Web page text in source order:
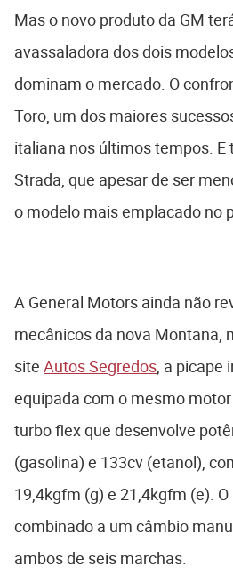
Mas o novo produto da GM
avassaladora dos dois
dominam o mercado. O
Toro, um dos maiores
italiana nos últimos tempos. E
Strada, que apesar de ser
o modelo mais emplacado no
A General Motors ainda não
mecânicos da nova Montana,
site Autos Segredos, a picape
equipada com o mesmo
turbo flex que desenvolve
(gasolina) e 133cv (etanol),
19,4kgfm (g) e 21,4kgfm (e).
combinado a um câmbio
ambos de seis marchas.